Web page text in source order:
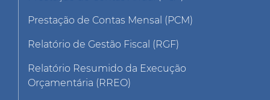
Prestação de Contas Mensal (PCM)
Relatório de Gestão Fiscal (RGF)
Relatório Resumido da Execução
Orçamentária (RREO)